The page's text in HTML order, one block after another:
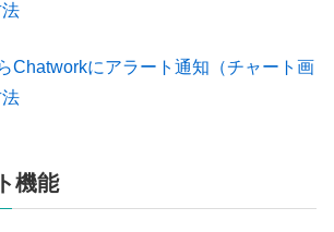
Chatworkにアラート通知（チャート画
機能